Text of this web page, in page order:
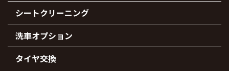
シートクリーニング
洗車オプション
タイヤ交換